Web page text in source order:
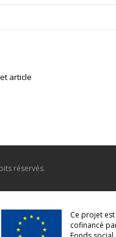
article
réservés.
Ce projet est
cofinancé